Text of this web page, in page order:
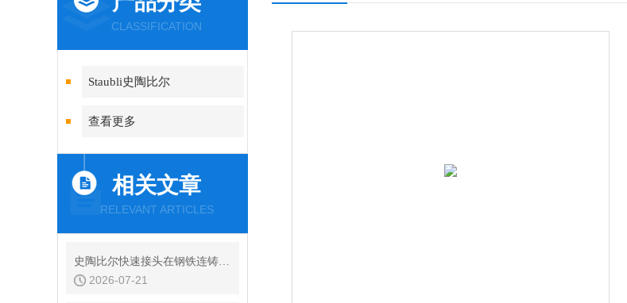
CLASSIFICATION
Staubli史陶比尔
查看更多
相关文章
RELEVANT ARTICLES
史陶比尔快速接头在钢铁连铸设备结晶器冷却水快换中的耐振动性
2026-07-21